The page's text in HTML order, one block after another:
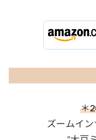
＊
ズームイ